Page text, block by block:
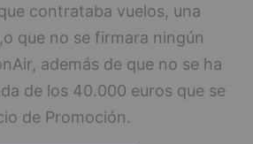
contrataba vuelos, una
que no se firmara ningún
además de que no se ha
de los 40.000 euros que se
de Promoción.